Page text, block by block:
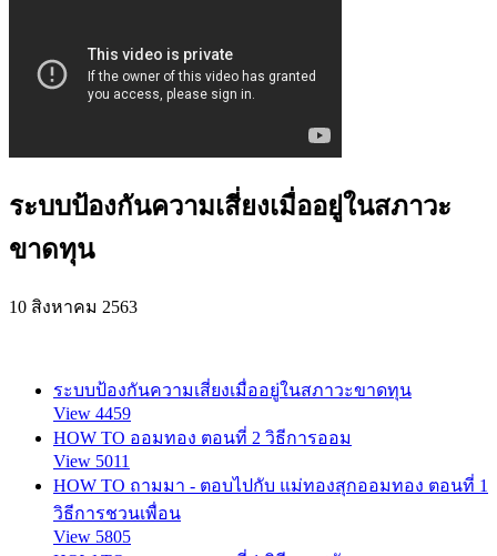
ระบบป้องกันความเสี่ยงเมื่ออยู่ในสภาวะ
ขาดทุน
10 สิงหาคม 2563
ระบบป้องกันความเสี่ยงเมื่ออยู่ในสภาวะขาดทุน
View 4459
HOW TO ออมทอง ตอนที่ 2 วิธีการออม
View 5011
HOW TO ถามมา - ตอบไปกับ แม่ทองสุกออมทอง ตอนที่ 1
วิธีการชวนเพื่อน
View 5805